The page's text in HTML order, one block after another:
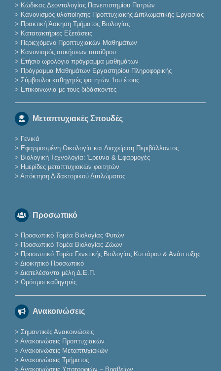
> Κώδικας Δεοντολογίας Πανεπιστημίου Πατρών
> Κανονισμός υλοποίησης Προπτυχιακής Διπλωματικής Εργασίας
> Πρακτική Άσκηση Τμήματος Βιολογίας
> Κατατακτήριες Eξετάσεις
> Περιεχόμενο Προπτυχιακών Μαθημάτων
> Κανονισμός ασκήσεων υπαίθρου
> Ετήσιο ωρολόγιο πρόγραμμα μαθημάτων
> Πρόγραμμα Μαθημάτων Εργαστηρίου Πληροφορικής
> Σύμβουλοι καθηγητές φοιτητών 1ου έτους
> Επικοινωνία με τους διδάσκοντες
Μεταπτυχιακές Σπουδές
> Γενικά
> Εφαρμοσμένη Οικολογία και Διαχείριση Περιβάλλοντος
> Βιολογική Τεχνολογία: Έρευνα & Εφαρμογές
> Ημερίδες μεταπτυχιακών φοιτητών
> Απόκτηση Διδακτορικού Διπλώματος
Προσωπικό
> Προσωπικό Τομέα Βιολογίας Φυτών
> Προσωπικό Τομέα Βιολογίας Ζώων
> Προσωπικό Τομέα Γενετικής Βιολογίας Κυττάρου & Ανάπτυξης
> Διοικητικό Προσωπικό
> Διατελέσαντα μέλη Δ.Ε.Π.
> Ομότιμοι καθηγητές
Ανακοινώσεις
> Σημαντικές Ανακοινώσεις
> Ανακοινώσεις Προπτυχιακών
> Ανακοινώσεις Μεταπτυχιακών
> Ανακοινώσεις Τμήματος
> Ανακοινώσεις Υποτροφιών – Βραβείων